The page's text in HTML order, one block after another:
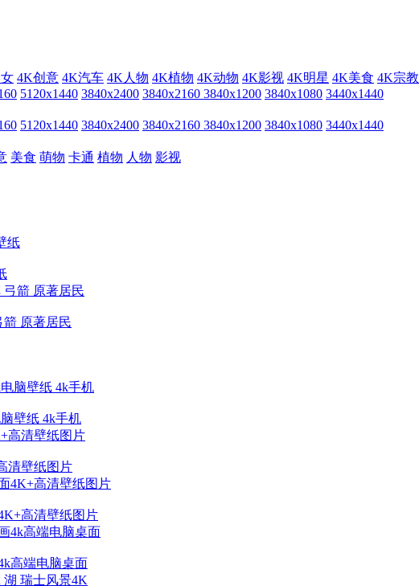
4K创意 4K汽车 4K人物 4K植物 4K动物 4K影视 4K明星 4K美食 4K宗教
5120x1440 3840x2400 3840x2160 3840x1200 3840x1080 3440x1440
5120x1440 3840x2400 3840x2160 3840x1200 3840x1080 3440x1440
美食 萌物 卡通 植物 人物 影视
箭 原著居民
壁纸 4k手机
清壁纸图片
高清壁纸图片
高端电脑桌面